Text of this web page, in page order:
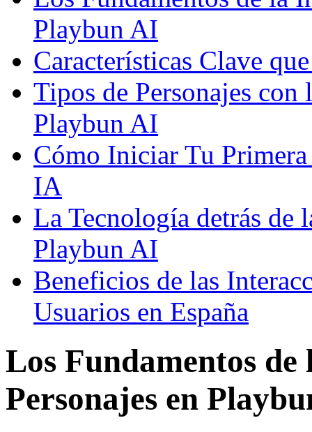
Playbun AI
Características Clave
Tipos de Personajes con
Playbun AI
Cómo Iniciar Tu
IA
La Tecnología detrás de
Playbun AI
Beneficios de las
Usuarios en España
Los Fundamentos
Personajes en